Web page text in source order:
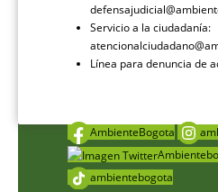
Servicio a la ciudadanía:
Línea para denuncia de
AmbienteBogota
ambientebogota